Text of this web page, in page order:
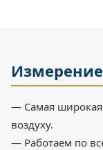
— Самая широкая
воздуху.
— Работаем по